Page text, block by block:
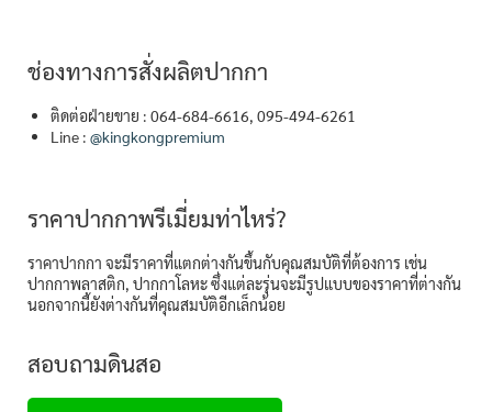
ช่องทางการสั่งผลิตปากกา
ติดต่อฝ่ายขาย : 064-684-6616, 095-494-6261
Line : @kingkongpremium
ราคาปากกาพรีเมี่ยมท่าไหร่?
ราคาปากกา จะมีราคาที่แตกต่างกันขึ้นกับคุณสมบัติที่ต้องการ เช่น
ปากกาพลาสติก, ปากกาโลหะ ซึ่งแต่ละรุ่นจะมีรูปแบบของราคาที่ต่างกัน
นอกจากนี้ยังต่างกันที่คุณสมบัติอีกเล็กน้อย
สอบถามดินสอ